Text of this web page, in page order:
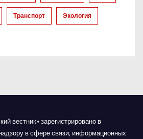
Транспорт Экология
вестник» зарегистрировано в
в сфере связи, информационных